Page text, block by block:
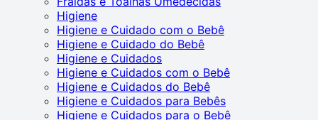
Higiene
Higiene e Cuidado com o Bebê
Higiene e Cuidado do Bebê
Higiene e Cuidados
Higiene e Cuidados com o Bebê
Higiene e Cuidados do Bebê
Higiene e Cuidados para Bebês
Higiene e Cuidados para o Bebê